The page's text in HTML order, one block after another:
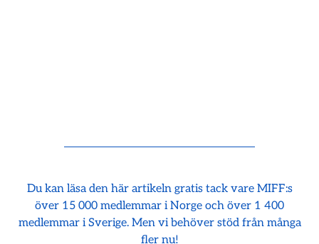
Du kan läsa den här artikeln gratis tack vare MIFF:s
över 15 000 medlemmar i Norge och över 1 400
medlemmar i Sverige. Men vi behöver stöd från många
fler nu!